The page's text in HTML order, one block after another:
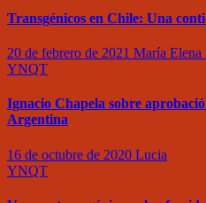
Transgénicos en Chile: Una
20 de febrero de 2021 María Elena
YNQT
Ignacio Chapela sobre
Argentina
16 de octubre de 2020 Lucia
YNQT